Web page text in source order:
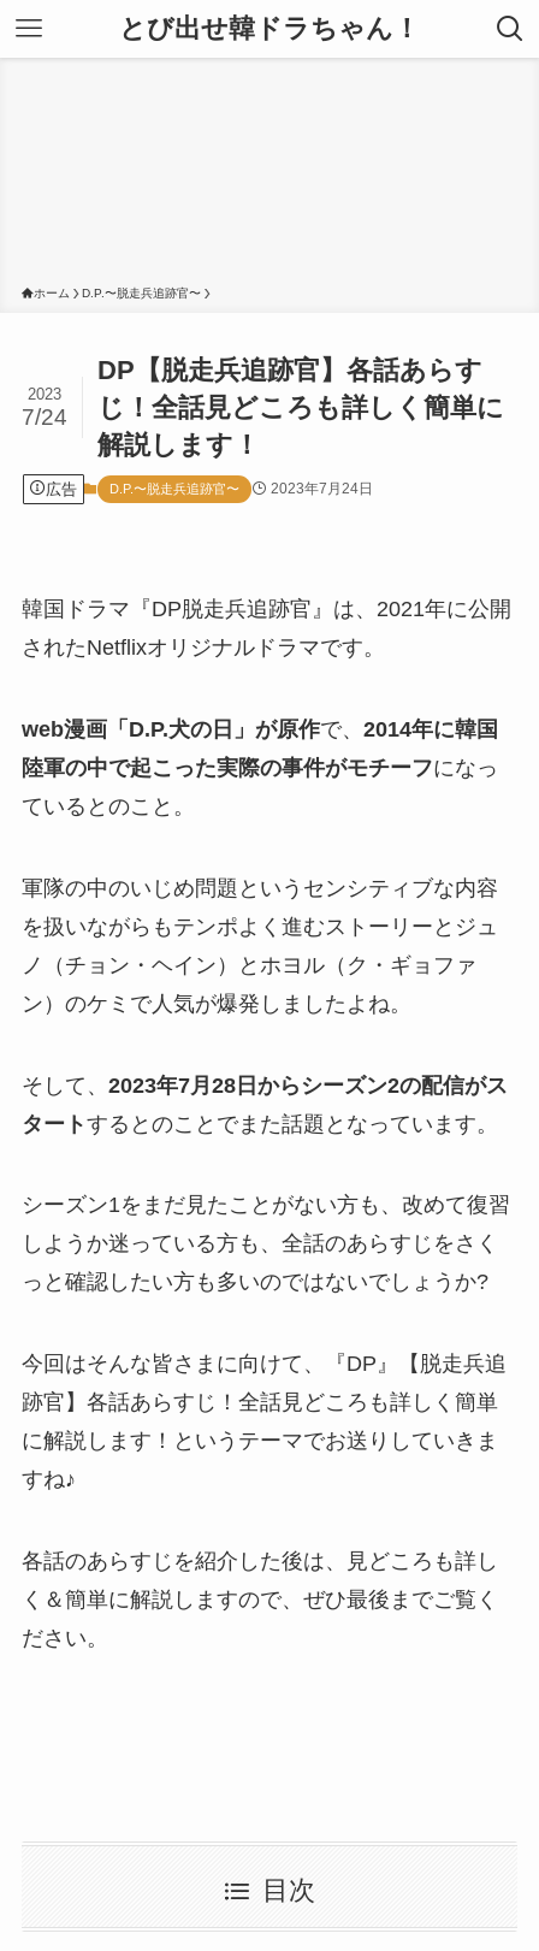
とび出せ韓ドラちゃん！
ホーム D.P.〜脱走兵追跡官〜
DP【脱走兵追跡官】各話あらす
じ！全話見どころも詳しく簡単に
解説します！
2023
7/24
広告 D.P.〜脱走兵追跡官〜 2023年7月24日
韓国ドラマ『DP脱走兵追跡官』は、2021年に公開
されたNetflixオリジナルドラマです。
web漫画「D.P.犬の日」が原作で、 2014年に韓国
陸軍の中で起こった実際の事件がモチーフになっ
ているとのこと。
軍隊の中のいじめ問題というセンシティブな内容
を扱いながらもテンポよく進むストーリーとジュ
ノ（チョン・ヘイン）とホヨル（ク・ギョファ
ン）のケミで人気が爆発しましたよね。
そして、 2023年7月28日からシーズン2の配信がス
タートするとのことでまた話題となっています。
シーズン1をまだ見たことがない方も、改めて復習
しようか迷っている方も、全話のあらすじをさく
っと確認したい方も多いのではないでしょうか?
今回はそんな皆さまに向けて、
『DP』【脱走兵追
跡官】各話あらすじ！全話見どころも詳しく簡単
に解説します！ というテーマでお送りしていきま
すね♪
各話のあらすじを紹介した後は、見どころも詳し
く＆簡単に解説しますので、ぜひ最後までご覧く
ださい。
目次